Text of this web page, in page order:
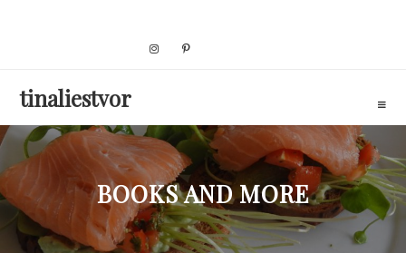
tinaliestvor
BOOKS AND MORE